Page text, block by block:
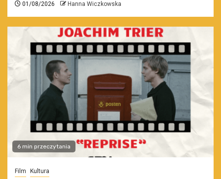
01/08/2026 Hanna Wiczkowska
6 min przeczytania
Film Kultura